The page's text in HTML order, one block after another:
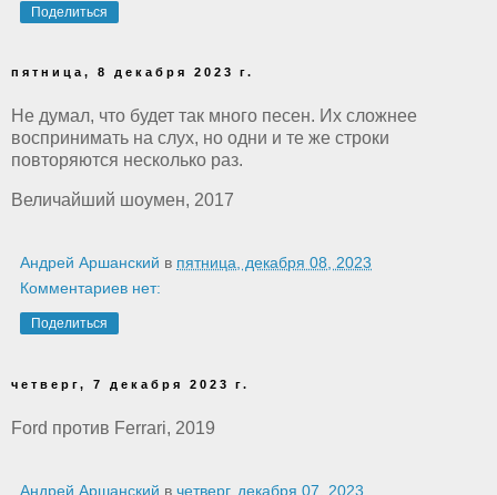
Поделиться
пятница, 8 декабря 2023 г.
Не думал, что будет так много песен. Их сложнее
воспринимать на слух, но одни и те же строки
повторяются несколько раз.
Величайший шоумен, 2017
Андрей Аршанский в пятница, декабря 08, 2023
Комментариев нет:
Поделиться
четверг, 7 декабря 2023 г.
Ford против Ferrari, 2019
Андрей Аршанский в четверг, декабря 07, 2023